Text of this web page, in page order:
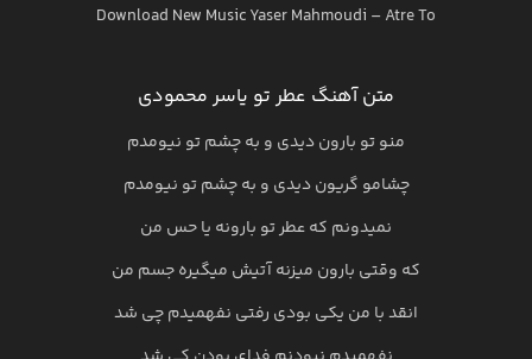
Download New MusicYaser Mahmoudi – Atre To
متن آهنگ عطر تو یاسر محمودی
منو تو بارون دیدی و به چشم تو نیومدم
چشامو گریون دیدی و به چشم تو نیومدم
نمیدونم که عطر تو بارونه یا حس من
که وقتی بارون میزنه آتیش میگیره جسم من
انقد با من یکی بودی رفتی نفهمیدم چی شد